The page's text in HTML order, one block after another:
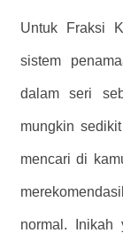
Untuk Fraksi
sistem
dalam seri
mungkin
mencari di
normal. Inikah